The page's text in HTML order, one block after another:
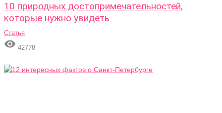
10 природных достопримечательностей,
которые нужно увидеть
Статья
 42778